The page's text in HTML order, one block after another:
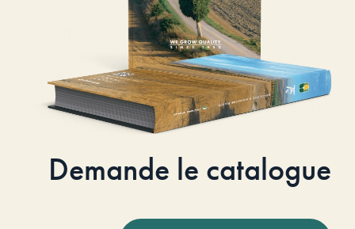
Demande le catalogue